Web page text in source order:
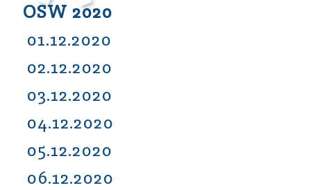
OSW 2020
01.12.2020
02.12.2020
03.12.2020
04.12.2020
05.12.2020
06.12.2020